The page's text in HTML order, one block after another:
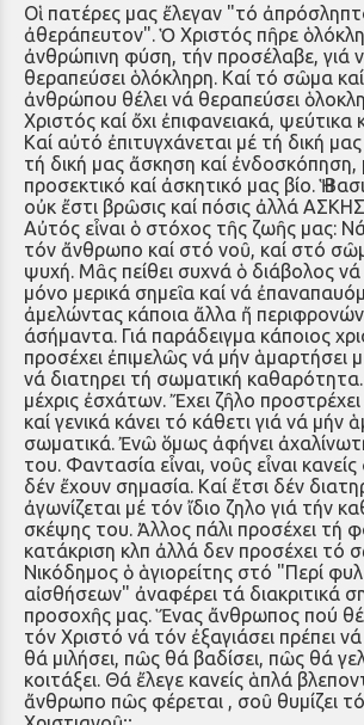
Οἱ πατέρες μας ἔλεγαν "τό
ἀθεράπευτον". Ὁ Χριστός πῆρε
ἀνθρώπινη φύση, τήν προσέλαβε, γιά
θεραπεύσει ὁλόκληρη. Καί τό σῶμα
ἀνθρώπου θέλει νά θεραπεύσει
Χριστός καί ὄχι ἐπιφανειακά, ψεύτικα
Καί αὐτό ἐπιτυγχάνεται μέ τή δική
τή δική μας ἄσκηση καί ἐνδοσκόπηση,
προσεκτικό καί ἀσκητικό μας βίο. Ἡ
οὐκ ἔστι βρῶσις καί πόσις ἀλλά
Αὐτός εἶναι ὁ στόχος τῆς ζωῆς μας:
τόν ἄνθρωπο καί στό νοῦ, καί στό
ψυχή. Μᾶς πείθει συχνά ὁ διάβολος
μόνο μερικά σημεῖα καί νά
ἀμελώντας κάποια ἄλλα ἤ
άσήμαντα. Γιά παράδειγμα κάποιος
προσέχει ἐπιμελῶς νά μήν ἁμαρτήσει
νά διατηρει τή σωματική καθαρότητα.
μέχρις ἐσχάτων. Ἔχει ζῆλο
καί γενικά κάνει τό κάθετι γιά νά μήν
σωματικά. Ἐνῶ ὅμως ἀφήνει
του. Φαντασία εἶναι, νοῦς εἶναι
δέν ἔχουν σημασία. Καί ἔτσι δέν
ἀγωνίζεται μέ τόν ἴδιο ζηλο γιά τήν
σκέψης του. Ἀλλος πάλι προσέχει τή
κατάκριση κλπ ἀλλά δεν προσέχει τό
Νικόδημος ὁ ἁγιορείτης στό "Περί
αἰσθήσεων" ἀναφέρει τά διακριτικά
προσοχῆς μας. Ἕνας ἄνθρωπος πού
τόν Χριστό νά τόν ἐξαγιάσει πρέπει
θά μιλήσει, πῶς θά βαδίσει, πῶς θά
κοιτάξει. Θά ἔλεγε κανείς ἁπλά
ἄνθρωπο πῶς φέρεται , σοῦ θυμίζει